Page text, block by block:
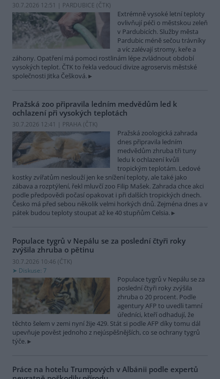
30.7.2026 12:51 | PARDUBICE (ČTK)
Extrémně vysoké letní teploty
ovlivňují péči o městskou zeleň
v Pardubicích. Služby města
Pardubic méně sečou trávníky
a víc zalévají stromy, keře a
záhony. Opatření má pomoci rostlinám lépe zvládnout období
vysokých teplot. ČTK to řekla vedoucí divize agroservis městské
společnosti Jitka Češková.
Pražská zoo připravila ledním medvědům led k
ochlazení při vysokých teplotách
30.7.2026 12:41 | PRAHA (ČTK)
Pražská zoologická zahrada
dnes připravila ledním
medvědům zhruba tři tuny
ledu k ochlazení kvůli
tropickým teplotám. Ledové
kostky zvířatům neslouží jen ke snížení teploty, ale také jako
zábava a rozptýlení, řekl mluvčí zoo Filip Mašek. Zahrada chce akci
podle předpovědi počasí opakovat i při dalších tropických dnech.
Česko má před sebou několik velmi horkých dnů. Zejména dnes a v
pátek budou teploty stoupat až ke 40 stupňům Celsia.
Populace tygrů v Nepálu se za poslední čtyři roky
zvýšila zhruba o pětinu
30.7.2026 10:46 (ČTK)
Diskuse: 7
Populace tygrů v Nepálu se za
poslední čtyři roky zvýšila
zhruba o 20 procent. Podle
agentury AFP to uvedli tamní
úředníci, kteří odhadují, že
těchto šelem v zemi nyní žije 429. Stát si podle AFP díky tomu dál
upevňuje pověst jednoho z nejúspěšnějších, co se ochrany tygrů
týče.
Práce na hotelu Trumpových v Albánii podle expertů